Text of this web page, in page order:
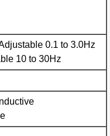
0.1 to 3.0Hz
10 to 30Hz